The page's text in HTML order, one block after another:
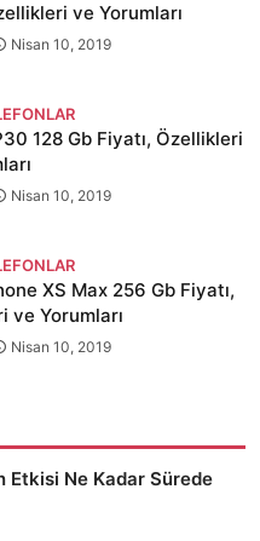
ve Yorumları
Nisan 10, 2019
128 Gb Fiyatı, Özellikleri
Nisan 10, 2019
XS Max 256 Gb Fiyatı,
ve Yorumları
Nisan 10, 2019
Ne Kadar Sürede